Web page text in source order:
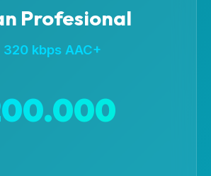
Profesional
320 kbps AAC+